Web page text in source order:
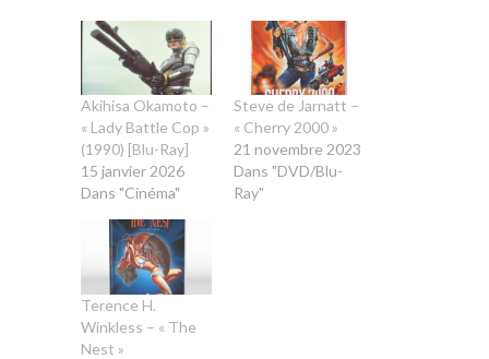
Akihisa Okamoto –
« Lady Battle Cop »
(1990) [Blu-Ray]
15 janvier 2026
Dans "Cinéma"
Steve de Jarnatt –
« Cherry 2000 »
21 novembre 2023
Dans "DVD/Blu-
Ray"
Terence H.
Winkless – « The
Nest »